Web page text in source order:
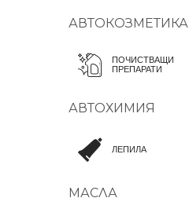
АВТОКОЗМЕТИКА
ПОЧИСТВАЩИ
ПРЕПАРАТИ
АВТОХИМИЯ
ЛЕПИЛА
МАСЛА